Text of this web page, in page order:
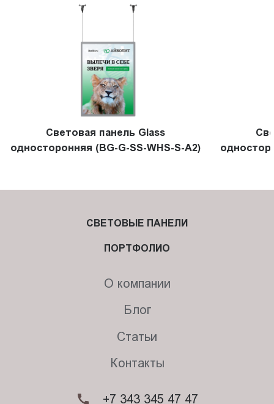
Световая панель Glass
односторонняя (BG-G-SS-WHS-S-A2)
СВЕТОВЫЕ ПАНЕЛИ
ПОРТФОЛИО
О компании
Блог
Статьи
Контакты
+7 343 345 47 47